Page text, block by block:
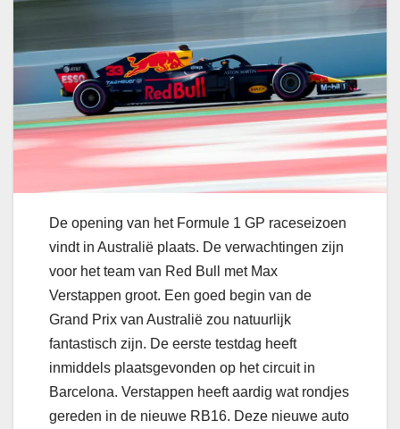
De opening van het Formule 1 GP raceseizoen
vindt in Australië plaats. De verwachtingen zijn
voor het team van Red Bull met Max
Verstappen groot. Een goed begin van de
Grand Prix van Australië zou natuurlijk
fantastisch zijn. De eerste testdag heeft
inmiddels plaatsgevonden op het circuit in
Barcelona. Verstappen heeft aardig wat rondjes
gereden in de nieuwe RB16. Deze nieuwe auto